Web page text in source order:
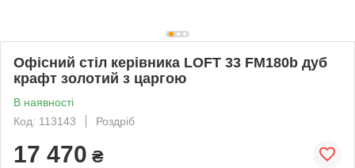
Офісний стіл керівника LOFT 33 FM180b дуб
крафт золотий з царгою
В наявності
Код: 113143
Роздріб
17 470 ₴